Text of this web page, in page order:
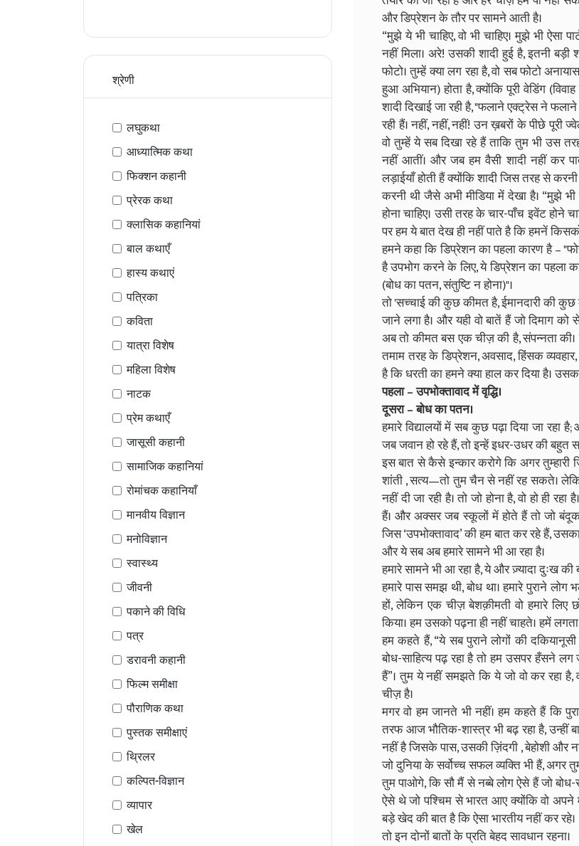
श्रेणी
लघुकथा
आध्यात्मिक कथा
फिक्शन कहानी
प्रेरक कथा
क्लासिक कहानियां
बाल कथाएँ
हास्य कथाएं
पत्रिका
कविता
यात्रा विशेष
महिला विशेष
नाटक
प्रेम कथाएँ
जासूसी कहानी
सामाजिक कहानियां
रोमांचक कहानियाँ
मानवीय विज्ञान
मनोविज्ञान
स्वास्थ्य
जीवनी
पकाने की विधि
पत्र
डरावनी कहानी
फिल्म समीक्षा
पौराणिक कथा
पुस्तक समीक्षाएं
थ्रिलर
कल्पित-विज्ञान
व्यापार
खेल
और डिप्रेशन के तौर पर सामने आती है।
“मुझे ये भी चाहिए, वो भी चाहिए। मुझे भी ऐसा
नहीं मिला। अरे! उसकी शादी हुई है, इतनी बड़ी
फोटो। तुम्हें क्या लग रहा है, वो सब फोटो
हुआ अभियान) होता है, क्योंकि पूरी वेडिंग
शादी दिखाई जा रही है, "फलाने एक्ट्रेस ने
रही हैं। नहीं, नहीं, नहीं! उन ख़बरों के पीछे पूरी
वो तुम्हें ये सब दिखा रहे हैं ताकि तुम भी उस
नहीं आतीं। और जब हम वैसी शादी नहीं कर
लड़ाईयाँ होती हैं क्योंकि शादी जिस तरह से
करनी थी जैसे अभी मीडिया में देखा है। “मुझे
होना चाहिए। उसी तरह के चार-पाँच इवेंट होने
पर हम ये बात देख ही नहीं पाते है कि हमनें
हमने कहा कि डिप्रेशन का पहला कारण है –
है उपभोग करने के लिए, ये डिप्रेशन का पहला
(बोध का पतन, संतुष्टि न होना)"।
तो 'सच्चाई की कुछ कीमत है, ईमानदारी की
जाने लगा है। और यही वो बातें हैं जो दिमाग
अब तो कीमत बस एक चीज़ की है, संपन्नता
तमाम तरह के डिप्रेशन, अवसाद, हिंसक
है कि धरती का हमने क्या हाल कर दिया है।
पहला – उपभोक्तावाद में वृद्धि।
दूसरा – बोध का पतन।
हमारे विद्यालयों में सब कुछ पढ़ा दिया जा रहा
जब जवान हो रहे हैं, तो इन्हें इधर-उधर की बहुत
इस बात से कैसे इन्कार करोगे कि अगर तुम्हारी
शांती , सत्य—तो तुम चैन से नहीं रह सकते।
नहीं दी जा रही है। तो जो होना है, वो हो ही
हैं। और अक्सर जब स्कूलों में होते हैं तो जो बंदूक
जिस ‘उपभोक्तावाद’ की हम बात कर रहे हैं,
और ये सब अब हमारे सामने भी आ रहा है।
हमारे सामने भी आ रहा है, ये और ज़्यादा दुःख की
हमारे पास समझ थी, बोध था। हमारे पुराने
हों, लेकिन एक चीज़ बेशक़ीमती वो हमारे
किया। हम उसको पढ़ना ही नहीं चाहते। हमें
हम कहते हैं, “ये सब पुराने लोगों की
बोध-साहित्य पढ़ रहा है तो हम उसपर हँसने
हैं”। तुम ये नहीं समझते कि ये जो वो कर रहा है,
चीज़ है।
मगर वो हम जानते भी नहीं। हम कहते हैं कि
तरफ आज भौतिक-शास्त्र भी बढ़ रहा है, उन्हीं
नहीं है जिसके पास, उसकी ज़िंदगी , बेहोशी और
जो दुनिया के सर्वोच्च सफल व्यक्ति भी हैं, अगर
तुम पाओगे, कि सौ मैं से नब्बे लोग ऐसे हैं जो बोध-
ऐसे थे जो पश्चिम से भारत आए क्योंकि वो
बड़े खेद की बात है कि ऐसा भारतीय नहीं कर रहे।
तो इन दोनों बातों के प्रति बेहद सावधान रहना।